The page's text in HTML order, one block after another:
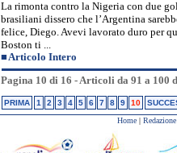
La rimonta contro la Nigeria con due
brasiliani dissero che l’Argentina
felice, Diego. Avevi lavorato duro per
Boston ti ...
■Articolo Intero
Pagina 10 di 16 - Articoli da 91 a 100
PRIMA 1 2 3 4 5 6 7 8 9 10
Home| Redazione